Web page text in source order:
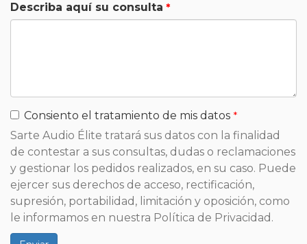
Describa aquí su consulta
Consiento el tratamiento de mis datos
Sarte Audio Élite tratará sus datos con la finalidad
de contestar a sus consultas, dudas o reclamaciones
y gestionar los pedidos realizados, en su caso. Puede
ejercer sus derechos de acceso, rectificación,
supresión, portabilidad, limitación y oposición, como
le informamos en nuestra Política de Privacidad.